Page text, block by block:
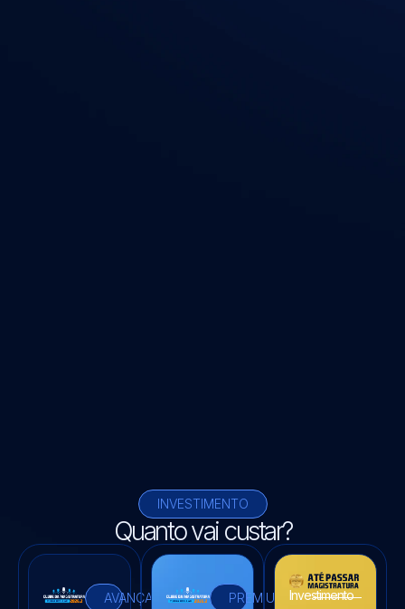
INVESTIMENTO
Quanto vai custar?
AVANÇADO
PREMIUM
Investimento